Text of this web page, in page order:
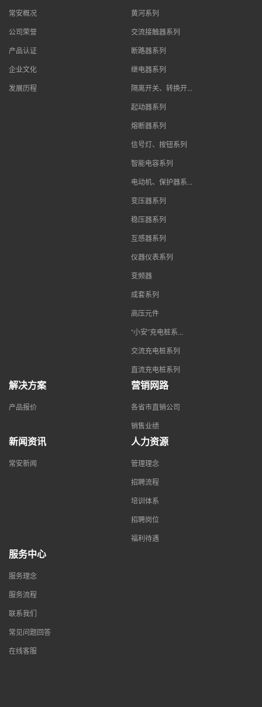
常安概况
公司荣誉
产品认证
企业文化
发展历程
黄河系列
交流接触器系列
断路器系列
继电器系列
隔离开关、转换开...
起动器系列
熔断器系列
信号灯、按钮系列
智能电容系列
电动机、保护器系...
变压器系列
稳压器系列
互感器系列
仪器仪表系列
变频器
成套系列
高压元件
“小安”充电桩系...
交流充电桩系列
直流充电桩系列
解决方案
产品报价
营销网路
各省市直销公司
销售业绩
新闻资讯
常安新闻
人力资源
管理理念
招聘流程
培训体系
招聘岗位
福利待遇
服务中心
服务理念
服务流程
联系我们
常见问题回答
在线客服